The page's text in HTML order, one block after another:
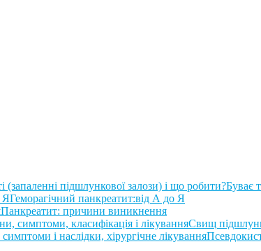
Буває
Геморагічний панкреатит:від А до Я
Панкреатит: причини виникнення
Свищ